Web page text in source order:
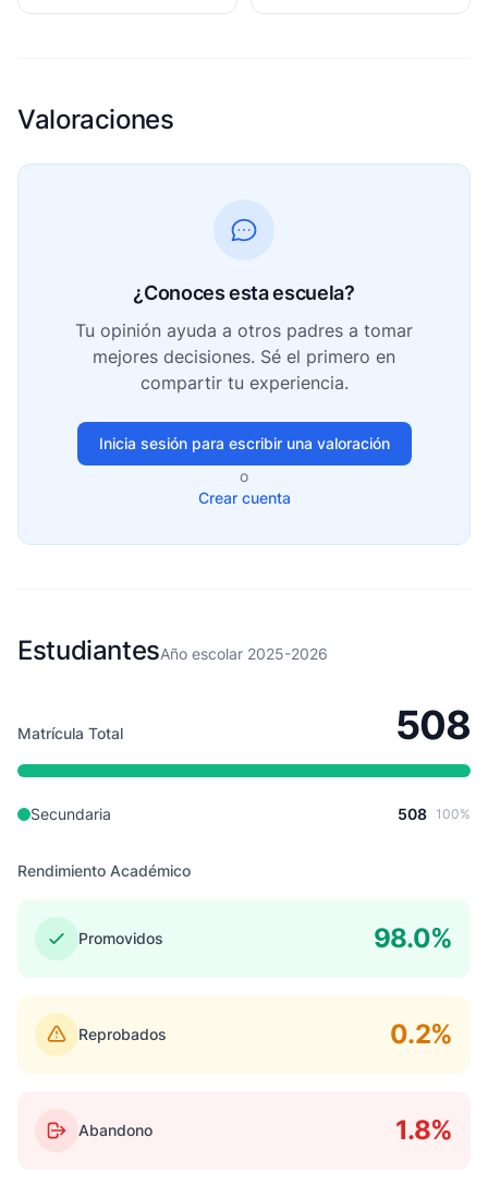
Valoraciones
¿Conoces esta escuela?
Tu opinión ayuda a otros padres a tomar
mejores decisiones. Sé el primero en
compartir tu experiencia.
Inicia sesión para escribir una valoración
o
Crear cuenta
EstudiantesAño escolar 2025-2026
Matrícula Total 508
Secundaria 508 100%
Rendimiento Académico
Promovidos 98.0%
Reprobados 0.2%
Abandono 1.8%